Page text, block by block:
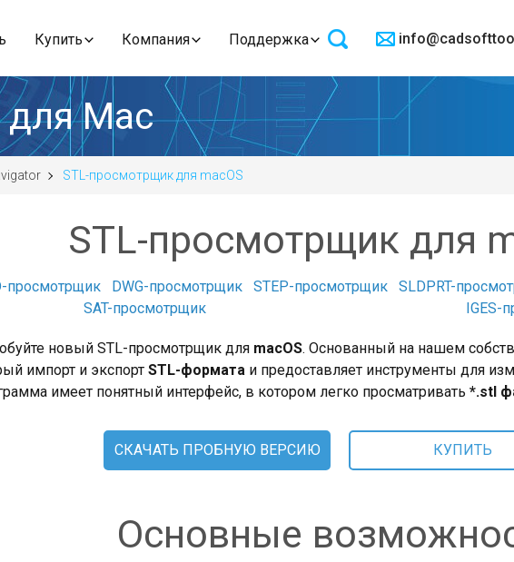
Купить Компания Поддержка
для Mac
STL-просмотрщик для macOS
STL-просмотрщик для
просмотрщик DWG-просмотрщик STEP-просмотрщик SLDPRT-
SAT-просмотрщик
IGES-
новый STL-просмотрщик для macOS. Основанный на нашем
импорт и экспорт STL-формата и предоставляет инструменты для
имеет понятный интерфейс, в котором легко просматривать *.stl
СКАЧАТЬ ПРОБНУЮ ВЕРСИЮ КУПИТЬ
Основные